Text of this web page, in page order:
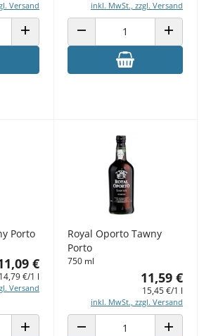
Versand
ANZAHL ERHÖHEN
inkl. MwSt., zzgl. Versand
ANZAHL VERRINGERN ANZAHL
Porto
€
14,79 €/1 l
Versand
Royal Oporto Tawny
Porto
750 ml
11,59 €
15,45 €/1 l
inkl. MwSt., zzgl. Versand